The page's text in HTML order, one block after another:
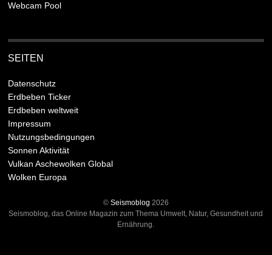
Webcam Pool
SEITEN
Datenschutz
Erdbeben Ticker
Erdbeben weltweit
Impressum
Nutzungsbedingungen
Sonnen Aktivität
Vulkan Aschewolken Global
Wolken Europa
© Seismoblog 2026
Seismoblog, das Online Magazin zum Thema Umwelt, Natur, Gesundheit und
Ernährung.